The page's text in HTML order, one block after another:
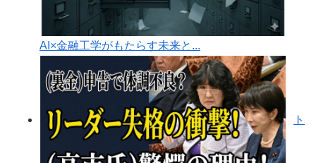
AI×金融工学がもたらす未来と...
ト